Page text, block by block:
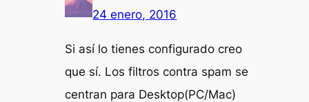
24 enero, 2016
Si así lo tienes configurado creo
que sí. Los filtros contra spam se
centran para Desktop(PC/Mac)